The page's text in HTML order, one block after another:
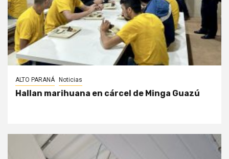
ALTO PARANÁ Noticias
Hallan marihuana en cárcel de Minga Guazú